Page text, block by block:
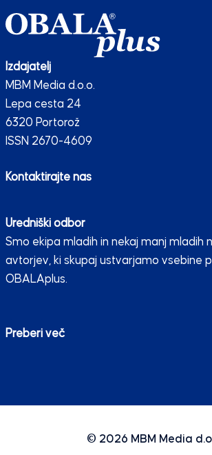
Izdajatelj
MBM Media d.o.o.
Lepa cesta 24
6320 Portorož
ISSN 2670-4609
Kontaktirajte nas
Uredniški odbor
Smo ekipa mladih in nekaj manj mladih
avtorjev, ki skupaj ustvarjamo vsebine
OBALAplus.
Preberi več
© 2026 MBM Media